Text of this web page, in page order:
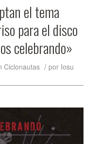
el tema
para el disco
celebrando»
Ciclonautas / por Iosu